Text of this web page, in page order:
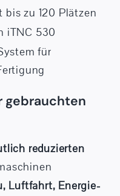
bis zu 120 Plätzen
iTNC 530
für
gebrauchten
reduzierten
Luftfahrt, Energie-